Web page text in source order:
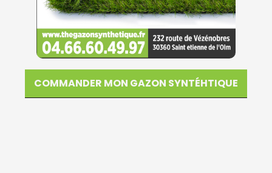
COMMANDER MON GAZON SYNTÉHTIQUE